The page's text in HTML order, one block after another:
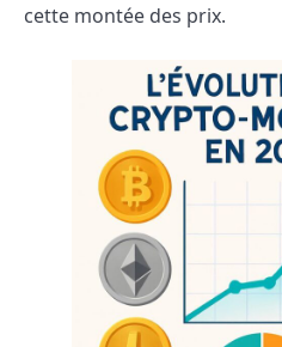
cette montée des prix.